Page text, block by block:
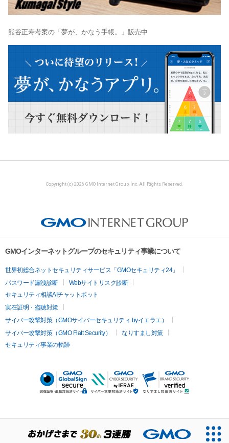
熊谷正寿考案の「夢が、かなう手帳。」販売中
Copyright (c) 2026 GMO Internet Group, Inc. All Rights Reserved.
GMOインターネットグループのセキュリティ事業について
世界初総合ネットセキュリティサービス「GMOセキュリティ24」
パスワード漏洩診断
Webサイトリスク診断
セキュリティ相談AIチャットボット
実在証明・盗聴対策
サイバー攻撃対策（GMOサイバーセキュリティ byイエラエ）
サイバー攻撃対策（GMO Flatt Security）
なりすまし対策
セキュリティ事業の軌跡